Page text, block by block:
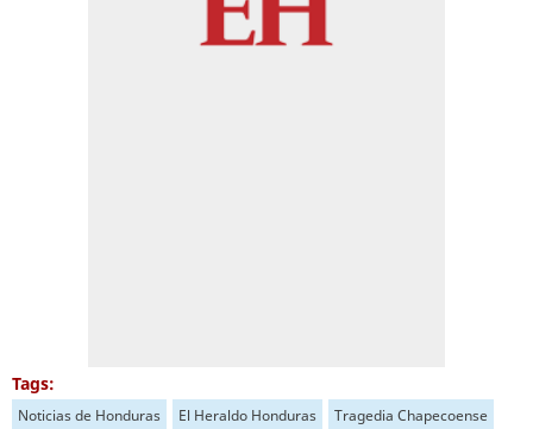
Tags:
Noticias de Honduras El Heraldo Honduras Tragedia Chapecoense